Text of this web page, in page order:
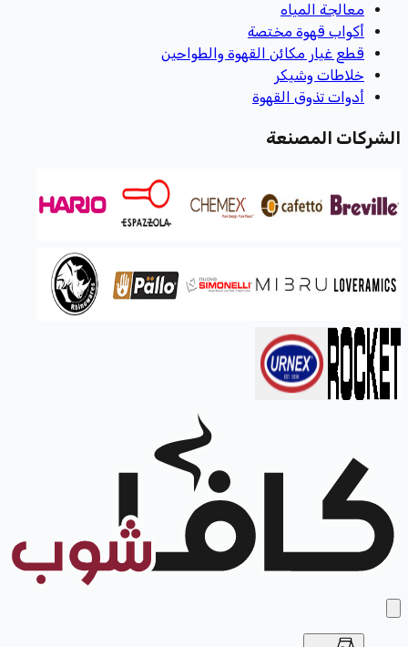
معالجة المياه
أكواب قهوة مختصة
قطع غيار مكائن القهوة والطواحين
خلاطات وشيكر
أدوات تذوق القهوة
الشركات المصنعة